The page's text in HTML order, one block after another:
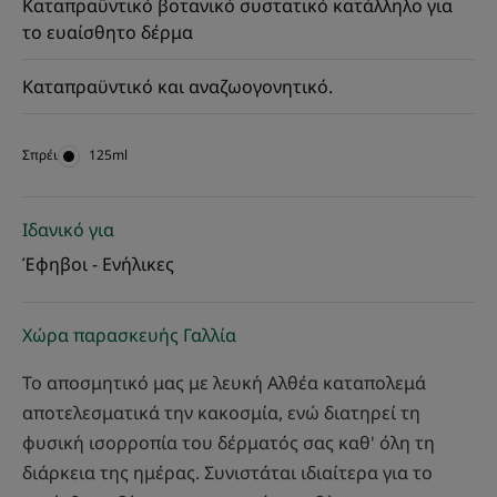
Καταπραϋντικό βοτανικό συστατικό κατάλληλο για
το ευαίσθητο δέρμα
Καταπραϋντικό και αναζωογονητικό.
Σπρέι Σπρέι
125ml
Ιδανικό για
Έφηβοι - Ενήλικες
Χώρα παρασκευής Γαλλία
Το αποσμητικό μας με λευκή Αλθέα καταπολεμά
αποτελεσματικά την κακοσμία, ενώ διατηρεί τη
φυσική ισορροπία του δέρματός σας καθ' όλη τη
διάρκεια της ημέρας. Συνιστάται ιδιαίτερα για το